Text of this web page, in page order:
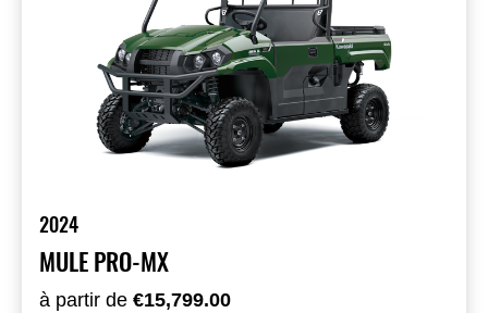
2024
MULE PRO-MX
à partir de €15,799.00